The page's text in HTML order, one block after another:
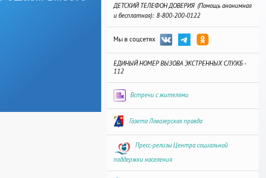
ДЕТСКИЙ ТЕЛЕФОН ДОВЕРИЯ (Помощь анонимная
и бесплатная): 8-800-200-0122
Мы в соцсетях
ЕДИНЫЙ НОМЕР ВЫЗОВА ЭКСТРЕННЫХ СЛУЖБ -
112
Встречи с жителями
Газета Ловозерская правда
Пресс-релизы Центра социальной
поддержки населения